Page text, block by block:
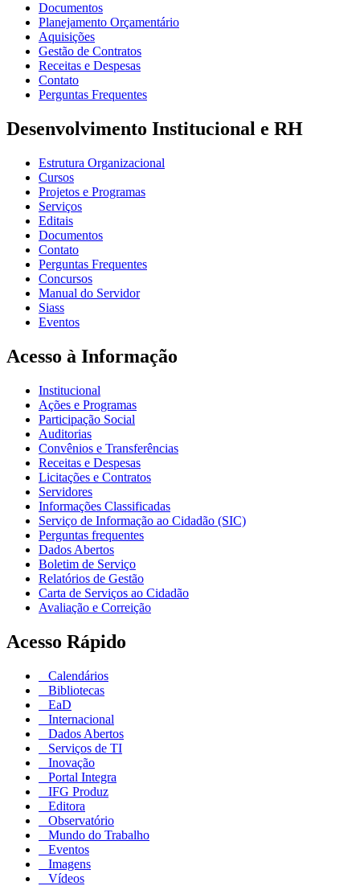
Documentos
Planejamento Orçamentário
Aquisições
Gestão de Contratos
Receitas e Despesas
Contato
Perguntas Frequentes
Desenvolvimento Institucional e RH
Estrutura Organizacional
Cursos
Projetos e Programas
Serviços
Editais
Documentos
Contato
Perguntas Frequentes
Concursos
Manual do Servidor
Siass
Eventos
Acesso à Informação
Institucional
Ações e Programas
Participação Social
Auditorias
Convênios e Transferências
Receitas e Despesas
Licitações e Contratos
Servidores
Informações Classificadas
Serviço de Informação ao Cidadão (SIC)
Perguntas frequentes
Dados Abertos
Boletim de Serviço
Relatórios de Gestão
Carta de Serviços ao Cidadão
Avaliação e Correição
Acesso Rápido
Calendários
Bibliotecas
EaD
Internacional
Dados Abertos
Serviços de TI
Inovação
Portal Integra
IFG Produz
Editora
Observatório
Mundo do Trabalho
Eventos
Imagens
Vídeos